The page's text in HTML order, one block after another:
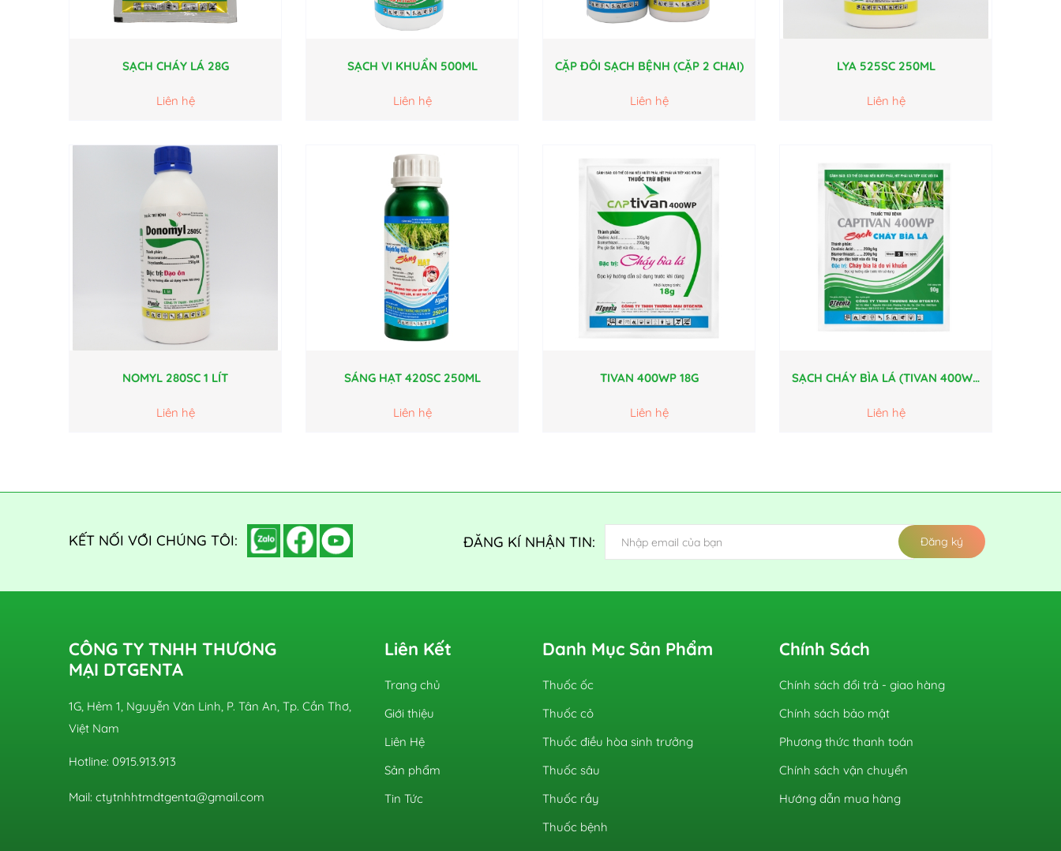
SẠCH CHÁY LÁ 28G
Liên hệ
SẠCH VI KHUẨN 500ML
Liên hệ
CẶP ĐÔI SẠCH BỆNH (CẶP 2 CHAI)
Liên hệ
LYA 525SC 250ML
Liên hệ
NOMYL 280SC 1 LÍT
Liên hệ
SÁNG HẠT 420SC 250ML
Liên hệ
TIVAN 400WP 18G
Liên hệ
SẠCH CHÁY BÌA LÁ (TIVAN 400WP
Liên hệ
KẾT NỐI VỚI CHÚNG TÔI: ĐĂNG KÍ NHẬN TIN: Đăng ký
CÔNG TY TNHH THƯƠNG
MẠI DTGENTA
1G, Hẻm 1, Nguyễn Văn Linh, P. Tân An, Tp. Cần Thơ,
Việt Nam
Hotline: 0915.913.913
Mail: ctytnhhtmdtgenta@gmail.com
Liên Kết
Trang chủ
Giới thiệu
Liên Hệ
Sản phẩm
Tin Tức
Danh Mục Sản Phẩm
Thuốc ốc
Thuốc cỏ
Thuốc điều hòa sinh trưởng
Thuốc sâu
Thuốc rầy
Thuốc bệnh
Chính Sách
Chính sách đổi trả - giao hàng
Chính sách bảo mật
Phương thức thanh toán
Chính sách vận chuyển
Hướng dẫn mua hàng